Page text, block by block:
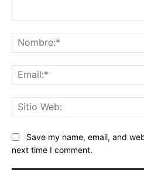
Save my name, email, and
next time I comment.